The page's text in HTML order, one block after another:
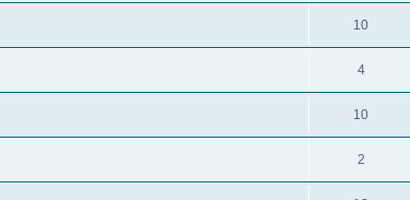
10
4
10
2